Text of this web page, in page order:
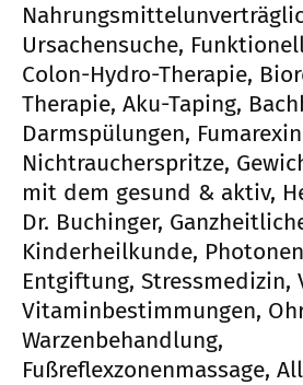
Ursachensuche,
Colon-Hydro-Therapie,
Therapie, Aku-Taping,
Darmspülungen, Fumarexin
Nichtraucherspritze,
mit dem gesund & aktiv,
Dr. Buchinger,
Kinderheilkunde,
Entgiftung,
Vitaminbestimmungen,
Warzenbehandlung,
Fußreflexzonenmassage,